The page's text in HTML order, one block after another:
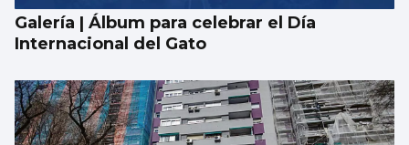
Galería | Álbum para celebrar el Día
Internacional del Gato